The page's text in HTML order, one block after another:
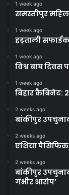
1 week ago
समस्तीपुर
1 week ago
हड़ताली
1 week ago
विश्व बाघ
1 week ago
बिहार कैबिनेट:
2 weeks ago
बांकीपुर
2 weeks ago
एशिया पैसिफिक
2 weeks ago
बांकीपुर
गंभीर आरोप’